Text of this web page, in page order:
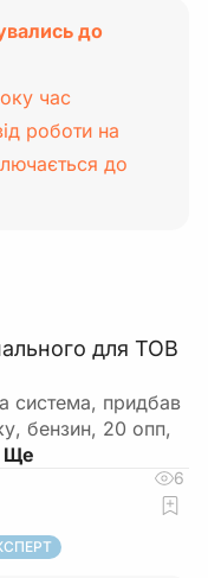
до
час
роботи на
до
для ТОВ
система, придбав
бензин, 20 опп,
6